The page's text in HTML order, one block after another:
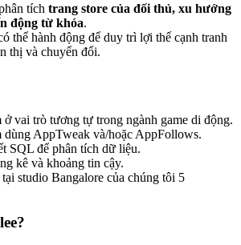
tích trang store của đối thủ, xu hướng
động từ khóa.
thể hành động để duy trì lợi thế cạnh tranh
thị và chuyển đổi.
vai trò tương tự trong ngành game di động.
dùng AppTweak và/hoặc AppFollows.
SQL để phân tích dữ liệu.
kê và khoảng tin cậy.
studio Bangalore của chúng tôi 5